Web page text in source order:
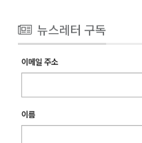
뉴스레터 구독
이메일 주소
이름